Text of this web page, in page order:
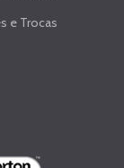
e Trocas